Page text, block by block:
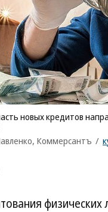
новых кредитов
Коммерсантъ /
физических